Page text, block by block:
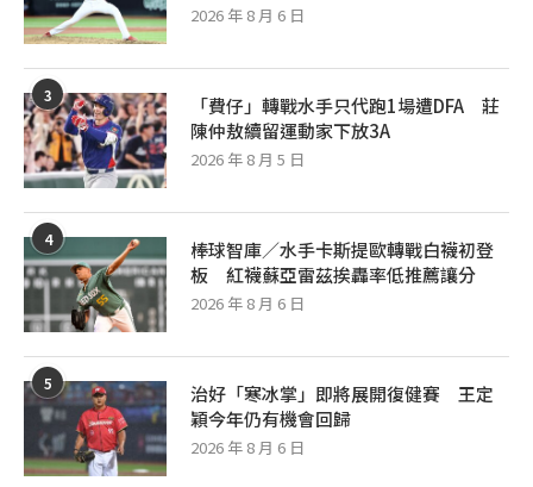
2026 年 8 月 6 日
3
「費仔」轉戰水手只代跑1場遭DFA 莊
陳仲敖續留運動家下放3A
2026 年 8 月 5 日
4
棒球智庫／水手卡斯提歐轉戰白襪初登
板 紅襪蘇亞雷茲挨轟率低推薦讓分
2026 年 8 月 6 日
5
治好「寒冰掌」即將展開復健賽 王定
穎今年仍有機會回歸
2026 年 8 月 6 日